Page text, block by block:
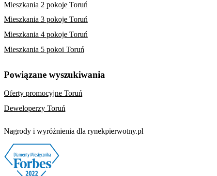
Mieszkania 2 pokoje Toruń
Mieszkania 3 pokoje Toruń
Mieszkania 4 pokoje Toruń
Mieszkania 5 pokoi Toruń
Powiązane wyszukiwania
Oferty promocyjne Toruń
Deweloperzy Toruń
Nagrody i wyróżnienia dla rynekpierwotny.pl